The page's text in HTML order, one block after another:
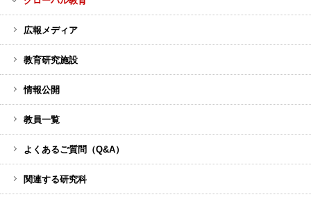
広報メディア
教育研究施設
情報公開
教員一覧
よくあるご質問（Q&A）
関連する研究科